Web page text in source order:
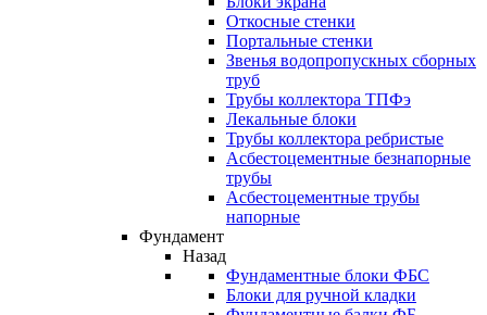
Откосные стенки
Портальные стенки
Звенья водопропускных сборных
труб
Трубы коллектора ТПФэ
Лекальные блоки
Трубы коллектора ребристые
Асбестоцементные безнапорные
трубы
Асбестоцементные трубы
напорные
Фундамент
Назад
Фундаментные блоки ФБС
Блоки для ручной кладки